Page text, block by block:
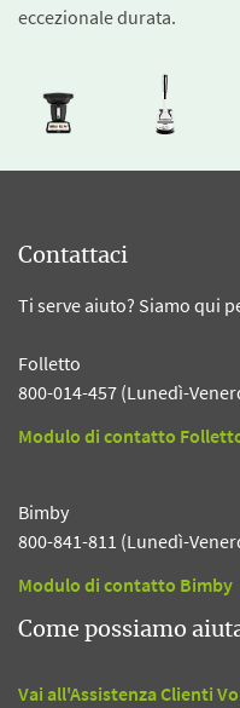
eccezionale durata.
Contattaci
Ti serve aiuto? Siamo qui
Folletto
800-014-457 (Lunedì-
Modulo di contatto
Bimby
800-841-811 (Lunedì-
Modulo di contatto Bimby
Come possiamo
Vai all'Assistenza Clienti